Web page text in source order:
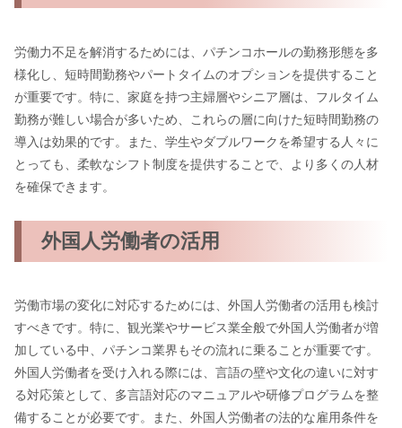
労働力不足を解消するためには、パチンコホールの勤務形態を多
様化し、短時間勤務やパートタイムのオプションを提供すること
が重要です。特に、家庭を持つ主婦層やシニア層は、フルタイム
勤務が難しい場合が多いため、これらの層に向けた短時間勤務の
導入は効果的です。また、学生やダブルワークを希望する人々に
とっても、柔軟なシフト制度を提供することで、より多くの人材
を確保できます。
外国人労働者の活用
労働市場の変化に対応するためには、外国人労働者の活用も検討
すべきです。特に、観光業やサービス業全般で外国人労働者が増
加している中、パチンコ業界もその流れに乗ることが重要です。
外国人労働者を受け入れる際には、言語の壁や文化の違いに対す
る対応策として、多言語対応のマニュアルや研修プログラムを整
備することが必要です。また、外国人労働者の法的な雇用条件を